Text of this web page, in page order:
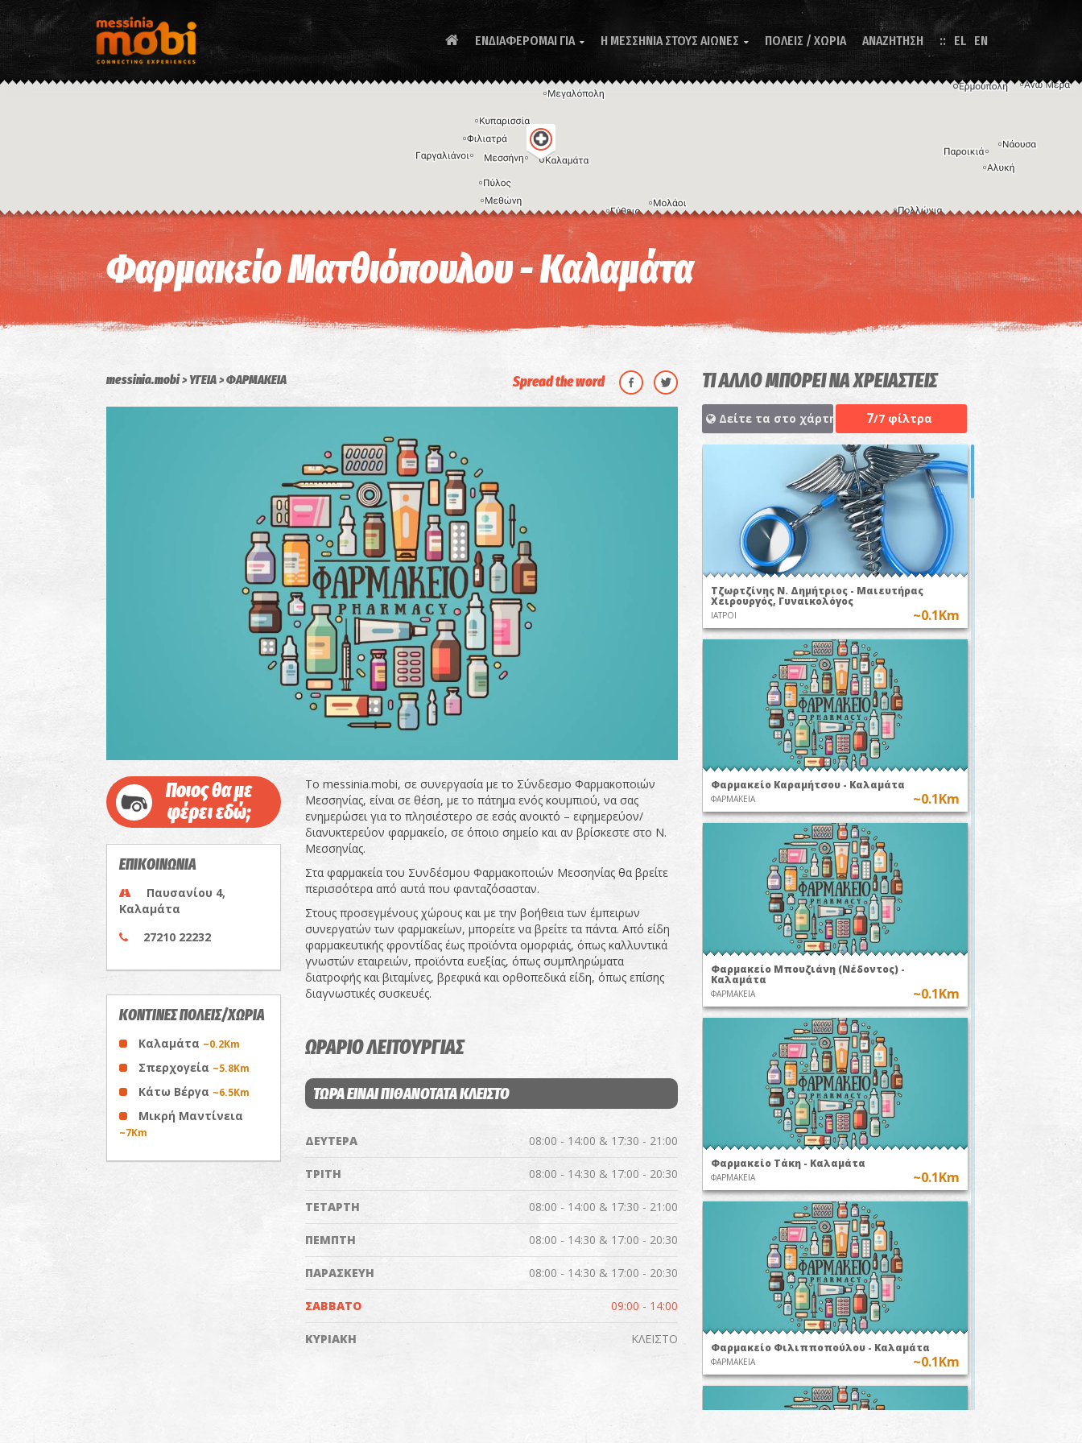
ΕΝΔΙΑΦΕΡΟΜΑΙ ΓΙΑ  Η ΜΕΣΣΗΝΙΑ ΣΤΟΥΣ ΑΙΩΝΕΣ  ΠΟΛΕΙΣ / ΧΩΡΙΑ ΑΝΑΖΗΤΗΣΗ EL EN
Συντομεύσεις πληκτρολογίου Η εικόνα ενδέχεται να υπόκειται σε πνευματικά δικαιώματα
Φαρμακείο Ματθιόπουλου - Καλαμάτα
messinia.mobi ΥΓΕΙΑ ΦΑΡΜΑΚΕΙΑ Spread the word
Ποιος θα με
φέρει εδώ;
ΕΠΙΚΟΙΝΩΝΙΑ
Παυσανίου 4,
Καλαμάτα
27210 22232
ΚΟΝΤΙΝΕΣ ΠΟΛΕΙΣ/ΧΩΡΙΑ
Καλαμάτα ~0.2Km
Σπερχογεία ~5.8Km
Κάτω Βέργα ~6.5Km
Μικρή Μαντίνεια
~7Km
Το messinia.mobi, σε συνεργασία με το Σύνδεσμο Φαρμακοποιών
Μεσσηνίας, είναι σε θέση, με το πάτημα ενός κουμπιού, να σας
ενημερώσει για το πλησιέστερο σε εσάς ανοικτό – εφημερεύον/
διανυκτερεύον φαρμακείο, σε όποιο σημείο και αν βρίσκεστε στο Ν.
Μεσσηνίας.
Στα φαρμακεία του Συνδέσμου Φαρμακοποιών Μεσσηνίας θα βρείτε
περισσότερα από αυτά που φανταζόσασταν.
Στους προσεγμένους χώρους και με την βοήθεια των έμπειρων
συνεργατών των φαρμακείων, μπορείτε να βρείτε τα πάντα. Από είδη
φαρμακευτικής φροντίδας έως προϊόντα ομορφιάς, όπως καλλυντικά
γνωστών εταιρειών, προϊόντα ευεξίας, όπως συμπληρώματα
διατροφής και βιταμίνες, βρεφικά και ορθοπεδικά είδη, όπως επίσης
διαγνωστικές συσκευές.
ΩΡΑΡΙΟ ΛΕΙΤΟΥΡΓΙΑΣ
ΤΩΡΑ ΕΙΝΑΙ ΠΙΘΑΝΟΤΑΤΑ ΚΛΕΙΣΤΟ
ΔΕΥΤΕΡΑ 08:00 - 14:00 & 17:30 - 21:00
ΤΡΙΤΗ 08:00 - 14:30 & 17:00 - 20:30
ΤΕΤΑΡΤΗ 08:00 - 14:00 & 17:30 - 21:00
ΠΕΜΠΤΗ 08:00 - 14:30 & 17:00 - 20:30
ΠΑΡΑΣΚΕΥΗ 08:00 - 14:30 & 17:00 - 20:30
ΣΑΒΒΑΤΟ 09:00 - 14:00
ΚΥΡΙΑΚΗ ΚΛΕΙΣΤΟ
ΤΙ ΑΛΛΟ ΜΠΟΡΕΙ ΝΑ ΧΡΕΙΑΣΤΕΙΣ
Δείτε τα στο χάρτη 7/7 φίλτρα
Τζωρτζίνης Ν. Δημήτριος - Μαιευτήρας
Χειρουργός, Γυναικολόγος
ΙΑΤΡΟΙ ~0.1Km
Φαρμακείο Καραμήτσου - Καλαμάτα
ΦΑΡΜΑΚΕΙΑ ~0.1Km
Φαρμακείο Μπουζιάνη (Νέδοντος) -
Καλαμάτα
ΦΑΡΜΑΚΕΙΑ ~0.1Km
Φαρμακείο Τάκη - Καλαμάτα
ΦΑΡΜΑΚΕΙΑ ~0.1Km
Φαρμακείο Φιλιπποπούλου - Καλαμάτα
ΦΑΡΜΑΚΕΙΑ ~0.1Km